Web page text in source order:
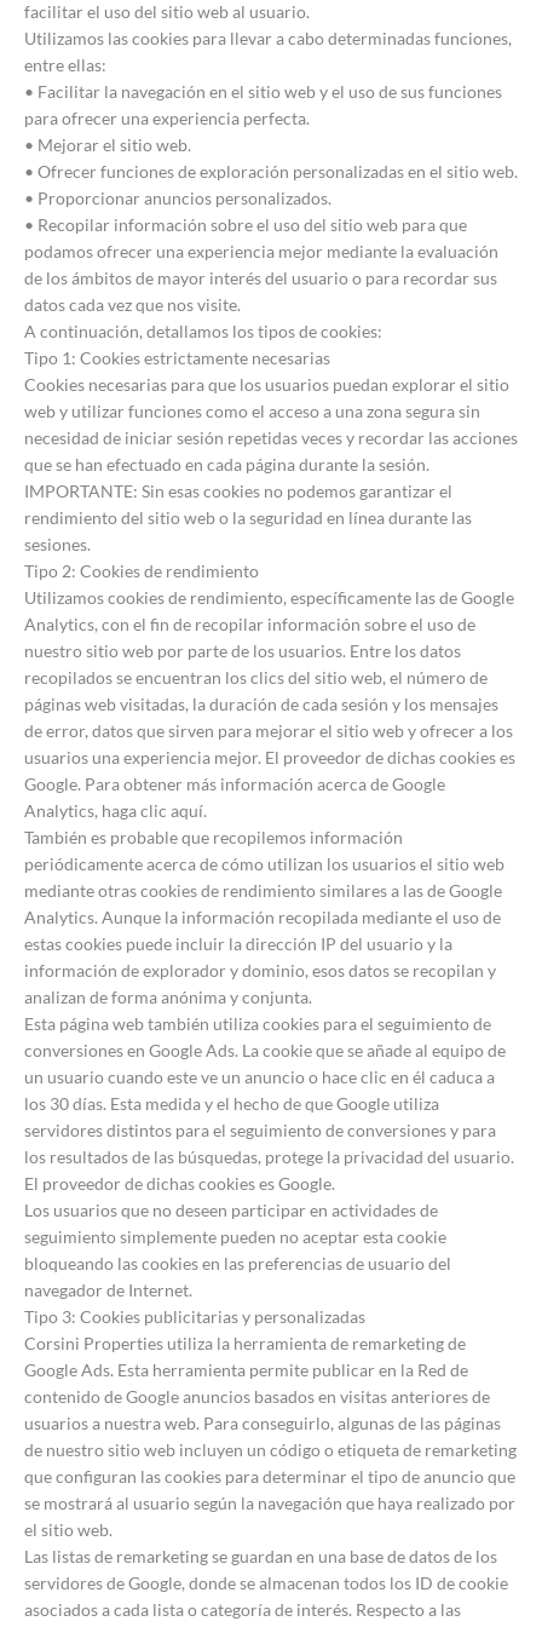
facilitar el uso del sitio web al usuario.
Utilizamos las cookies para llevar a cabo determinadas funciones,
entre ellas:
• Facilitar la navegación en el sitio web y el uso de sus funciones
para ofrecer una experiencia perfecta.
• Mejorar el sitio web.
• Ofrecer funciones de exploración personalizadas en el sitio web.
• Proporcionar anuncios personalizados.
• Recopilar información sobre el uso del sitio web para que
podamos ofrecer una experiencia mejor mediante la evaluación
de los ámbitos de mayor interés del usuario o para recordar sus
datos cada vez que nos visite.
A continuación, detallamos los tipos de cookies:
Tipo 1: Cookies estrictamente necesarias
Cookies necesarias para que los usuarios puedan explorar el sitio
web y utilizar funciones como el acceso a una zona segura sin
necesidad de iniciar sesión repetidas veces y recordar las acciones
que se han efectuado en cada página durante la sesión.
IMPORTANTE: Sin esas cookies no podemos garantizar el
rendimiento del sitio web o la seguridad en línea durante las
sesiones.
Tipo 2: Cookies de rendimiento
Utilizamos cookies de rendimiento, específicamente las de Google
Analytics, con el fin de recopilar información sobre el uso de
nuestro sitio web por parte de los usuarios. Entre los datos
recopilados se encuentran los clics del sitio web, el número de
páginas web visitadas, la duración de cada sesión y los mensajes
de error, datos que sirven para mejorar el sitio web y ofrecer a los
usuarios una experiencia mejor. El proveedor de dichas cookies es
Google. Para obtener más información acerca de Google
Analytics, haga clic aquí.
También es probable que recopilemos información
periódicamente acerca de cómo utilizan los usuarios el sitio web
mediante otras cookies de rendimiento similares a las de Google
Analytics. Aunque la información recopilada mediante el uso de
estas cookies puede incluir la dirección IP del usuario y la
información de explorador y dominio, esos datos se recopilan y
analizan de forma anónima y conjunta.
Esta página web también utiliza cookies para el seguimiento de
conversiones en Google Ads. La cookie que se añade al equipo de
un usuario cuando este ve un anuncio o hace clic en él caduca a
los 30 días. Esta medida y el hecho de que Google utiliza
servidores distintos para el seguimiento de conversiones y para
los resultados de las búsquedas, protege la privacidad del usuario.
El proveedor de dichas cookies es Google.
Los usuarios que no deseen participar en actividades de
seguimiento simplemente pueden no aceptar esta cookie
bloqueando las cookies en las preferencias de usuario del
navegador de Internet.
Tipo 3: Cookies publicitarias y personalizadas
Corsini Properties utiliza la herramienta de remarketing de
Google Ads. Esta herramienta permite publicar en la Red de
contenido de Google anuncios basados en visitas anteriores de
usuarios a nuestra web. Para conseguirlo, algunas de las páginas
de nuestro sitio web incluyen un código o etiqueta de remarketing
que configuran las cookies para determinar el tipo de anuncio que
se mostrará al usuario según la navegación que haya realizado por
el sitio web.
Las listas de remarketing se guardan en una base de datos de los
servidores de Google, donde se almacenan todos los ID de cookie
asociados a cada lista o categoría de interés. Respecto a las